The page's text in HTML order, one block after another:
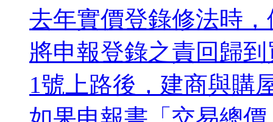
去年實價登錄修法時
將申報登錄之責回歸
1號上路後，建商與購